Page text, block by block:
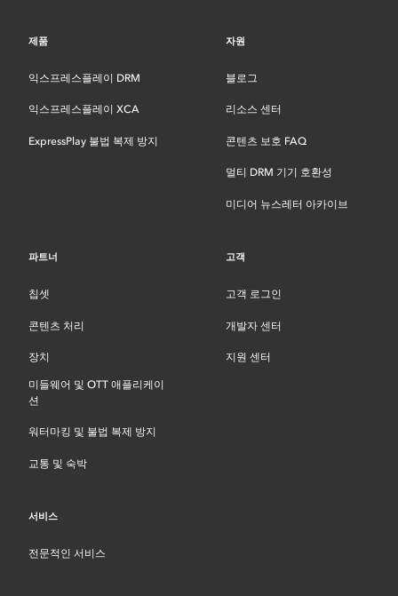
제품
익스프레스플레이 DRM
익스프레스플레이 XCA
ExpressPlay 불법 복제 방지
자원
블로그
리소스 센터
콘텐츠 보호 FAQ
멀티 DRM 기기 호환성
미디어 뉴스레터 아카이브
파트너
칩셋
콘텐츠 처리
장치
미들웨어 및 OTT 애플리케이
션
워터마킹 및 불법 복제 방지
교통 및 숙박
고객
고객 로그인
개발자 센터
지원 센터
서비스
전문적인 서비스